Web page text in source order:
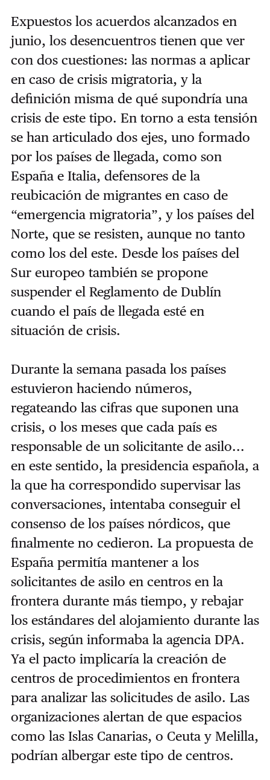
Expuestos los acuerdos alcanzados en
junio, los desencuentros tienen que ver
con dos cuestiones: las normas a aplicar
en caso de crisis migratoria, y la
definición misma de qué supondría una
crisis de este tipo. En torno a esta tensión
se han articulado dos ejes, uno formado
por los países de llegada, como son
España e Italia, defensores de la
reubicación de migrantes en caso de
“emergencia migratoria”, y los países del
Norte, que se resisten, aunque no tanto
como los del este. Desde los países del
Sur europeo también se propone
suspender el Reglamento de Dublín
cuando el país de llegada esté en
situación de crisis.
Durante la semana pasada los países
estuvieron haciendo números,
regateando las cifras que suponen una
crisis, o los meses que cada país es
responsable de un solicitante de asilo...
en este sentido, la presidencia española, a
la que ha correspondido supervisar las
conversaciones, intentaba conseguir el
consenso de los países nórdicos, que
finalmente no cedieron. La propuesta de
España permitía mantener a los
solicitantes de asilo en centros en la
frontera durante más tiempo, y rebajar
los estándares del alojamiento durante las
crisis, según informaba la agencia DPA.
Ya el pacto implicaría la creación de
centros de procedimientos en frontera
para analizar las solicitudes de asilo. Las
organizaciones alertan de que espacios
como las Islas Canarias, o Ceuta y Melilla,
podrían albergar este tipo de centros.